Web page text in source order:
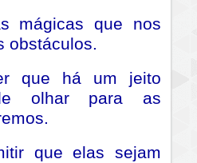
mágicas que nos
obstáculos.
que há um jeito
olhar para as
que elas sejam